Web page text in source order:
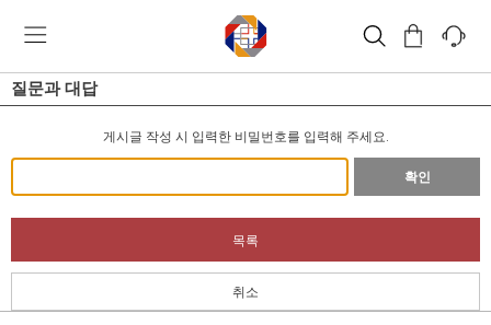
질문과 대답
게시글 작성 시 입력한 비밀번호를 입력해 주세요.
확인
목록
취소